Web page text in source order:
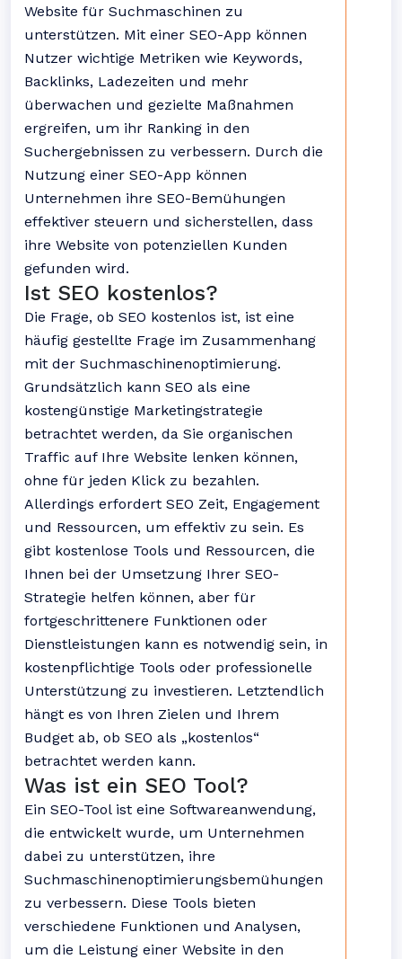
Website für Suchmaschinen zu
unterstützen. Mit einer SEO-App können
Nutzer wichtige Metriken wie Keywords,
Backlinks, Ladezeiten und mehr
überwachen und gezielte Maßnahmen
ergreifen, um ihr Ranking in den
Suchergebnissen zu verbessern. Durch die
Nutzung einer SEO-App können
Unternehmen ihre SEO-Bemühungen
effektiver steuern und sicherstellen, dass
ihre Website von potenziellen Kunden
gefunden wird.
Ist SEO kostenlos?
Die Frage, ob SEO kostenlos ist, ist eine
häufig gestellte Frage im Zusammenhang
mit der Suchmaschinenoptimierung.
Grundsätzlich kann SEO als eine
kostengünstige Marketingstrategie
betrachtet werden, da Sie organischen
Traffic auf Ihre Website lenken können,
ohne für jeden Klick zu bezahlen.
Allerdings erfordert SEO Zeit, Engagement
und Ressourcen, um effektiv zu sein. Es
gibt kostenlose Tools und Ressourcen, die
Ihnen bei der Umsetzung Ihrer SEO-
Strategie helfen können, aber für
fortgeschrittenere Funktionen oder
Dienstleistungen kann es notwendig sein, in
kostenpflichtige Tools oder professionelle
Unterstützung zu investieren. Letztendlich
hängt es von Ihren Zielen und Ihrem
Budget ab, ob SEO als „kostenlos“
betrachtet werden kann.
Was ist ein SEO Tool?
Ein SEO-Tool ist eine Softwareanwendung,
die entwickelt wurde, um Unternehmen
dabei zu unterstützen, ihre
Suchmaschinenoptimierungsbemühungen
zu verbessern. Diese Tools bieten
verschiedene Funktionen und Analysen,
um die Leistung einer Website in den